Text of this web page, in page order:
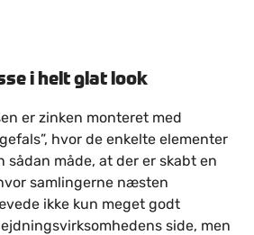
i helt glat look
er zinken monteret med
hvor de enkelte elementer
sådan måde, at der er skabt en
samlingerne næsten
ikke kun meget godt
side, men